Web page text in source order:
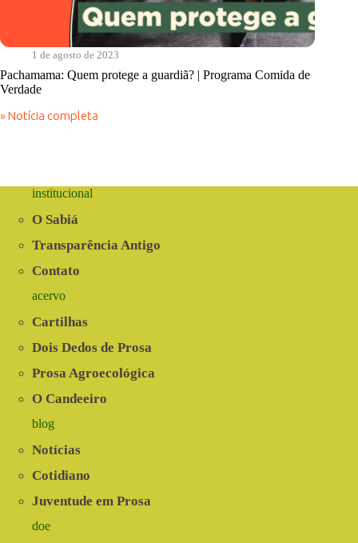
1 de agosto de 2023
Pachamama: Quem protege a guardiã? | Programa Comida de
Verdade
» Notícia completa
Pachamama:
|
Comida
Verdade
institucional
O Sabiá
Transparência Antigo
Contato
acervo
Cartilhas
Dois Dedos de Prosa
Prosa Agroecológica
O Candeeiro
blog
Notícias
Cotidiano
Juventude em Prosa
doe